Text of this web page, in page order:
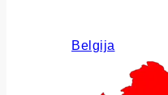
Belgija